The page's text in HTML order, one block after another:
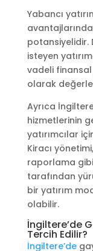
Yabancı
potansiyelidir.
isteyen
vadeli finansal
olarak
Ayrıca
hizmetlerinin
yatırımcılar
Kiracı
raporlama
tarafından
bir yatırım
olabilir.
İngiltere’de
Tercih Edilir?
İngiltere’de